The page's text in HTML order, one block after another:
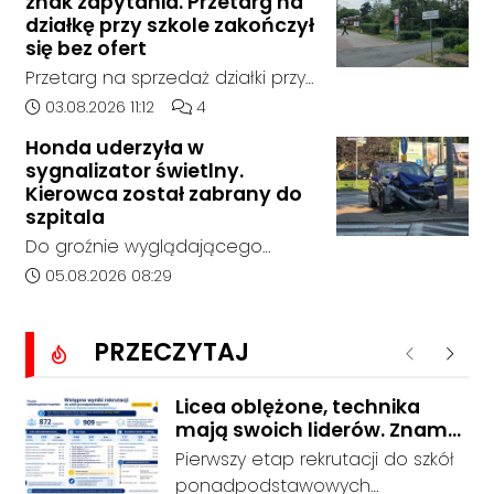
tego momentu nie nawiązał
kontaktu z rodziną.
sobotę, 1 sierpnia, na terenie
kompleksu leśnego w powiecie
raciborskim, w województwie
śląskim.
działkę przy szkole zakończył
się bez ofert
Przetarg na sprzedaż działki przy
Zespole Szkół Technicznych i
Kędzierzynie-Koźlu zakończył się
bez rozstrzygnięcia. Mimo
wcześniejszego zainteresowania
terenem ze strony sieci Dino, do
postępowania nie zgłosił się
żaden oferent.
Data dodania artykułu:
03.08.2026 11:12 Liczba komentarzy artykułu:
4
Honda uderzyła w
sygnalizator świetlny.
Kierowca został zabrany do
szpitala
Do groźnie wyglądającego
zdarzenia drogowego doszło w
godziny 6:30 kierujący
samochodem marki Honda
zjechał z drogi i uderzył w
sygnalizator świetlny.
Data dodania artykułu:
05.08.2026 08:29
PRZECZYTAJ Poprzednie
Licea oblężone, technika
mają swoich liderów. Znamy
wstępne wyniki rekrutacji do
szkół w powiecie
Pierwszy etap rekrutacji do szkół
ponadpodstawowych